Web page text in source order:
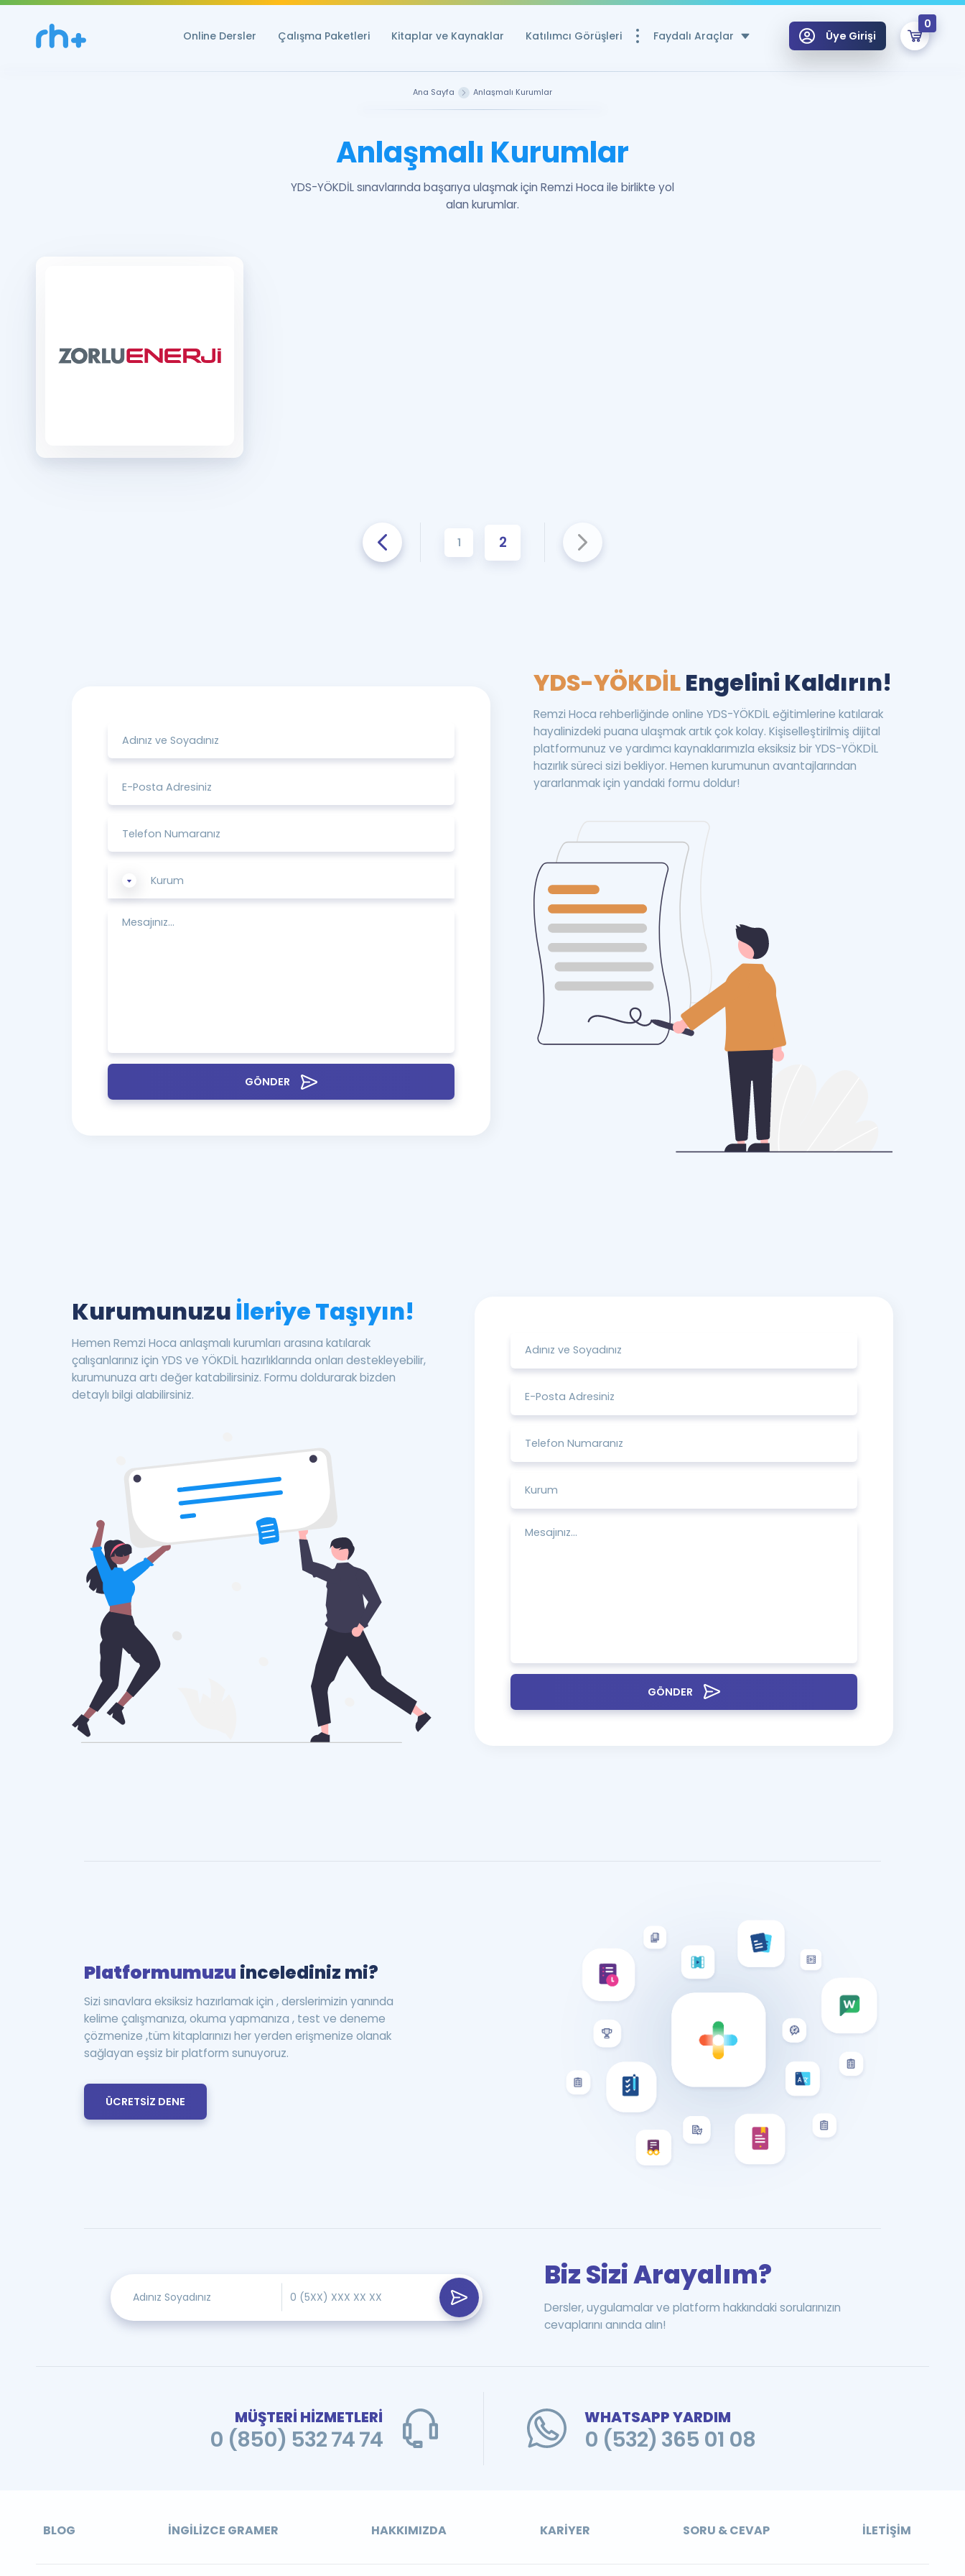
Online Dersler Çalışma Paketleri Kitaplar ve Kaynaklar Katılımcı Görüşleri Faydalı Araçlar
Sözlük
İngilizce Sınavları için Özel Sözlük
Üye Girişi
0
Ana Sayfa Anlaşmalı Kurumlar
Anlaşmalı Kurumlar
YDS-YÖKDİL sınavlarında başarıya ulaşmak için Remzi Hoca ile birlikte yol
alan kurumlar.
1 2
Kurum
Zorlu Enerji
GÖNDER
YDS-YÖKDİLEngelini Kaldırın!
Remzi Hoca rehberliğinde online YDS-YÖKDİL eğitimlerine katılarak
hayalinizdeki puana ulaşmak artık çok kolay. Kişiselleştirilmiş dijital
platformunuz ve yardımcı kaynaklarımızla eksiksiz bir YDS-YÖKDİL
hazırlık süreci sizi bekliyor. Hemen kurumunun avantajlarından
yararlanmak için yandaki formu doldur!
Kurumunuzuİleriye Taşıyın!
Hemen Remzi Hoca anlaşmalı kurumları arasına katılarak
çalışanlarınız için YDS ve YÖKDİL hazırlıklarında onları destekleyebilir,
kurumunuza artı değer katabilirsiniz. Formu doldurarak bizden
detaylı bilgi alabilirsiniz.
GÖNDER
Platformumuzu incelediniz mi?
Sizi sınavlara eksiksiz hazırlamak için , derslerimizin yanında
kelime çalışmanıza, okuma yapmanıza , test ve deneme
çözmenize ,tüm kitaplarınızı her yerden erişmenize olanak
sağlayan eşsiz bir platform sunuyoruz.
ÜCRETSİZ DENE
Biz Sizi Arayalım?
Dersler, uygulamalar ve platform hakkındaki sorularınızın
cevaplarını anında alın!
MÜŞTERİ HİZMETLERİ
0 (850) 532 74 74
WHATSAPP YARDIM
0 (532) 365 01 08
BLOG İNGILIZCE GRAMER HAKKIMIZDA KARIYER SORU & CEVAP İLETIŞIM